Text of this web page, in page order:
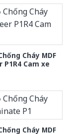
Cháy MDF
P1R4 Cam xe
Cháy MDF